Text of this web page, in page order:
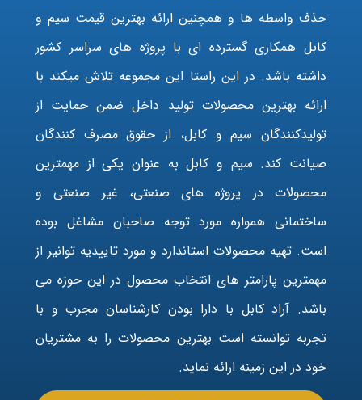
حذف واسطه ها و همچنین ارائه بهترین قیمت سیم و
کابل همکاری گسترده ای با پروژه های سراسر کشور
داشته باشد. در این راستا این مجموعه تلاش میکند با
ارائه بهترین محصولات تولید داخل ضمن حمایت از
تولیدکنندگان سیم و کابل، از حقوق مصرف کنندگان
صیانت کند. سیم و کابل به عنوان یکی از مهمترین
محصولات در پروژه های صنعتی، غیر صنعتی و
ساختمانی همواره مورد توجه صاحبان مشاغل بوده
است. تهیه محصولات استاندارد و مورد تاییدیه توانیر از
مهمترین پارامتر های انتخاب محصول در این حوزه می
باشد. آراد کابل با دارا بودن کارشناسان مجرب و با
تجربه توانسته است بهترین محصولات را به مشتریان
خود در این زمینه ارائه نماید.